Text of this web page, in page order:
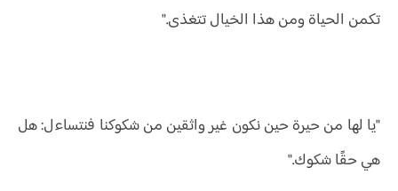
تكمن الحياة ومن هذا الخيال تتغذى."
"يا لها من حيرة حين نكون غير واثقين من شكوكنا فنتساءل: هل
هي حقًا شكوك."